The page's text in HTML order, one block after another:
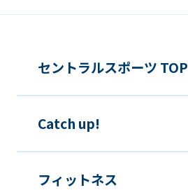
セントラルスポーツ TOP
Catch up!
フィットネス